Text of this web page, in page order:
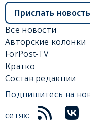
Прислать новость
Все новости
Авторские колонки
ForPost-TV
Кратко
Состав редакции
Подпишитесь на
сетях: